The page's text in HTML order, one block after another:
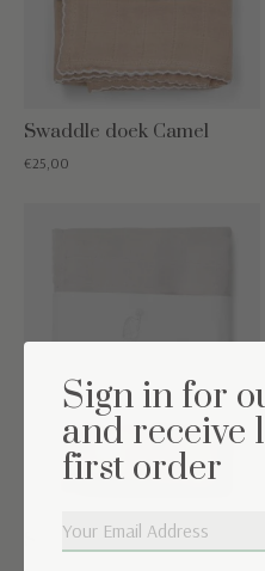
Swaddle doek Camel
€25,00
Swaddle doek Light Grey
Sign in for
and receive
first order